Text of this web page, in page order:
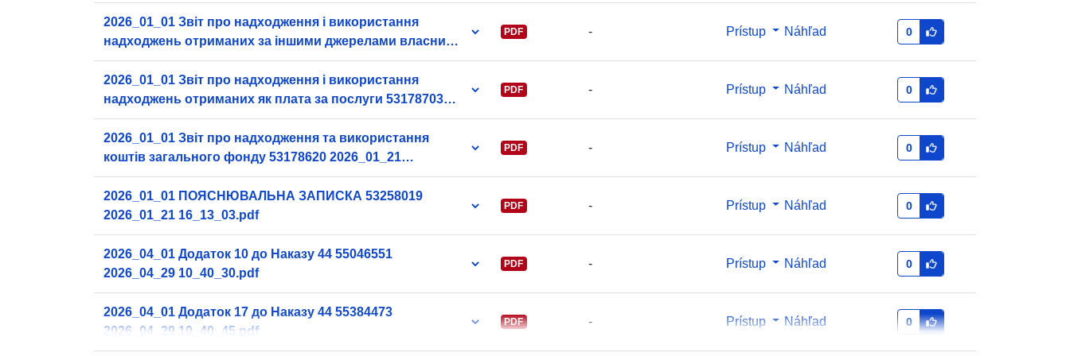
2026_01_01 Звіт про надходження і використання
надходжень отриманих за іншими джерелами власних
надходжень 53178752 2026_01_21 16_12_26.pdf
PDF - Prístup Náhľad 0
2026_01_01 Звіт про надходження і використання
надходжень отриманих як плата за послуги 53178703
2026_01_21 16_12_09.pdf
PDF - Prístup Náhľad 0
2026_01_01 Звіт про надходження та використання
коштів загального фонду 53178620 2026_01_21
16_11_11.pdf
PDF - Prístup Náhľad 0
2026_01_01 ПОЯСНЮВАЛЬНА ЗАПИСКА 53258019
2026_01_21 16_13_03.pdf
PDF - Prístup Náhľad 0
2026_04_01 Додаток 10 до Наказу 44 55046551
2026_04_29 10_40_30.pdf
PDF - Prístup Náhľad 0
2026_04_01 Додаток 17 до Наказу 44 55384473
2026_04_29 10_40_45.pdf
PDF - Prístup Náhľad 0
uriRef:
http://data.europa.eu/88u/dataset/6d
238694-330f-4f7b-be4b-
294c4e0b0688